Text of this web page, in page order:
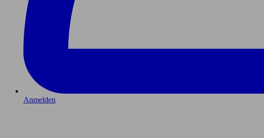
Anmelden